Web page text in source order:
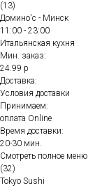
(13)
Домино'с - Минск
11:00 - 23:00
Итальянская кухня
Мин. заказ:
24.99 р
Доставка:
Условия доставки
Принимаем:
оплата Online
Время доставки:
20-30 мин.
Смотреть полное меню
(32)
Tokyo Sushi